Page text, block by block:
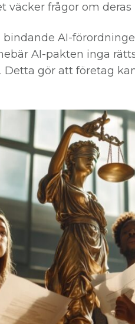
väcker frågor om
AI-
AI-pakten inga
Detta gör att företag